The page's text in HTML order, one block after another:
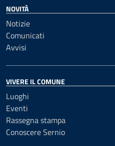
NOVITÀ
Notizie
Comunicati
Avvisi
VIVERE IL COMUNE
Luoghi
Eventi
Rassegna stampa
Conoscere Sernio